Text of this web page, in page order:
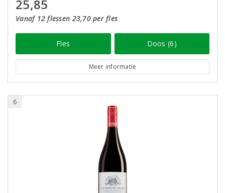
25,85
Vanaf 12 flessen 23,70 per fles
Fles Doos (6)
Meer informatie
6